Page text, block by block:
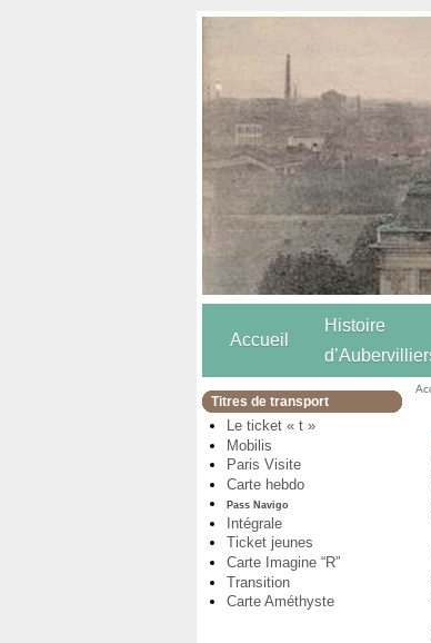
Accueil
Histoire
Titres de transport
Le ticket « t »
Mobilis
Paris Visite
Carte hebdo
Pass Navigo
Intégrale
Ticket jeunes
Carte Imagine “R”
Transition
Carte Améthyste